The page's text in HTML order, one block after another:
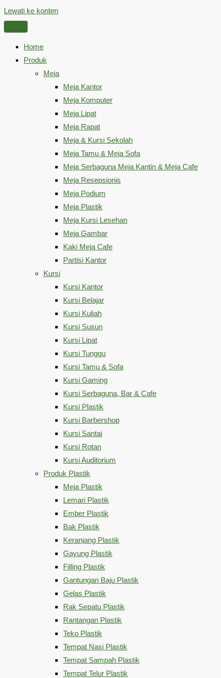
Lewati ke konten
Home
Produk
Meja
Meja Kantor
Meja Komputer
Meja Lipat
Meja Rapat
Meja & Kursi Sekolah
Meja Tamu & Meja Sofa
Meja Serbaguna Meja Kantin & Meja Cafe
Meja Resepsionis
Meja Podium
Meja Plastik
Meja Kursi Lesehan
Meja Gambar
Kaki Meja Cafe
Partisi Kantor
Kursi
Kursi Kantor
Kursi Belajar
Kursi Kuliah
Kursi Susun
Kursi Lipat
Kursi Tunggu
Kursi Tamu & Sofa
Kursi Gaming
Kursi Serbaguna, Bar & Cafe
Kursi Plastik
Kursi Barbershop
Kursi Santai
Kursi Rotan
Kursi Auditorium
Produk Plastik
Meja Plastik
Lemari Plastik
Ember Plastik
Bak Plastik
Keranjang Plastik
Gayung Plastik
Filling Plastik
Gantungan Baju Plastik
Gelas Plastik
Rak Sepatu Plastik
Rantangan Plastik
Teko Plastik
Tempat Nasi Plastik
Tempat Sampah Plastik
Tempat Telur Plastik